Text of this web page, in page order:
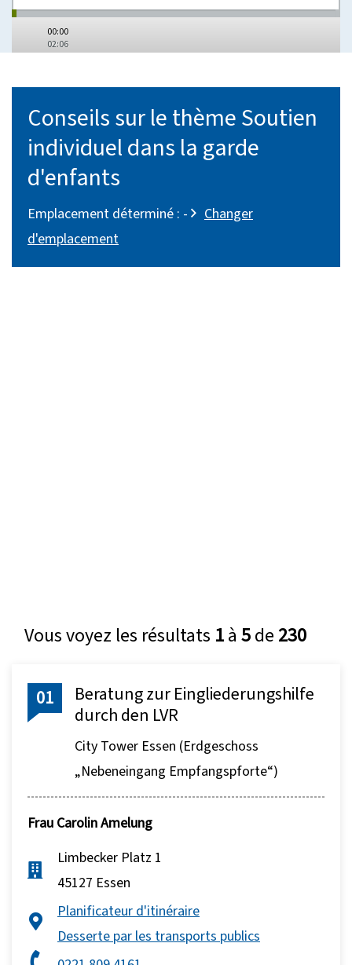
00:00
02:06
Conseils sur le thème Soutien
individuel dans la garde
d'enfants
Emplacement déterminé : -
Changer
d'emplacement
Vous voyez les résultats 1à 5de 230
01
Beratung zur Eingliederungshilfe
durch den LVR
City Tower Essen (Erdgeschoss
„Nebeneingang Empfangspforte“)
Frau Carolin Amelung
Limbecker Platz 1
45127 Essen
Planificateur d'itinéraire
Desserte par les transports publics